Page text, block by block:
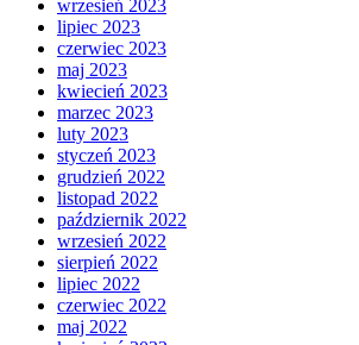
wrzesień 2023
lipiec 2023
czerwiec 2023
maj 2023
kwiecień 2023
marzec 2023
luty 2023
styczeń 2023
grudzień 2022
listopad 2022
październik 2022
wrzesień 2022
sierpień 2022
lipiec 2022
czerwiec 2022
maj 2022